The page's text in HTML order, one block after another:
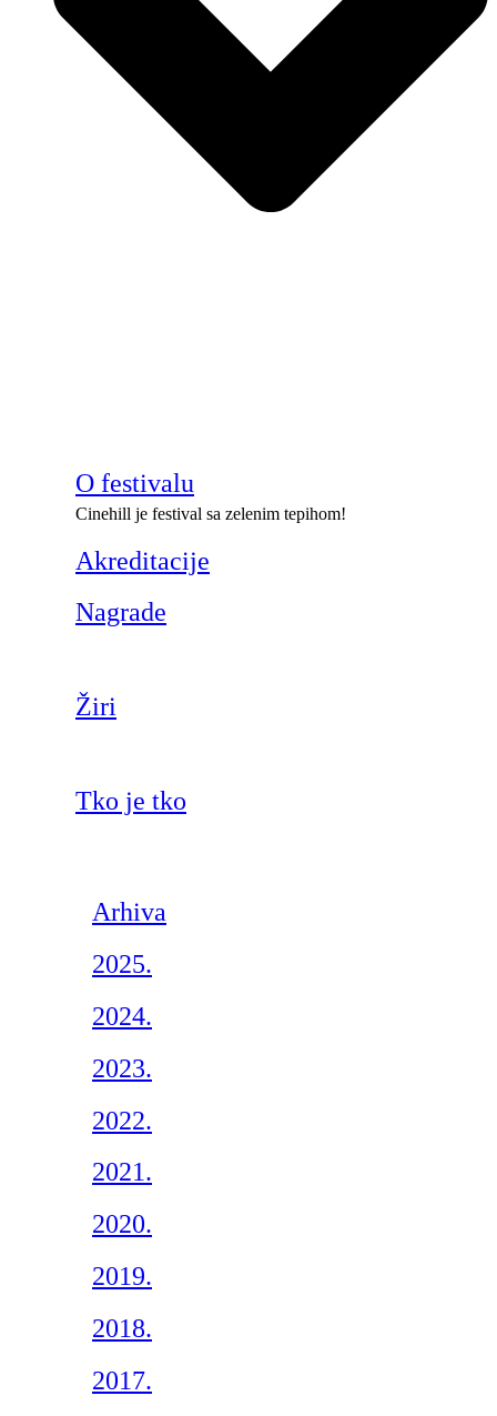
O festivalu
Cinehill je festival sa zelenim tepihom!
Akreditacije
Nagrade
Žiri
Tko je tko
Arhiva
2025.
2024.
2023.
2022.
2021.
2020.
2019.
2018.
2017.